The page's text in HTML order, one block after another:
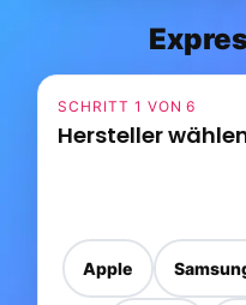
SCHRITT 1 VON 6
Hersteller
Apple